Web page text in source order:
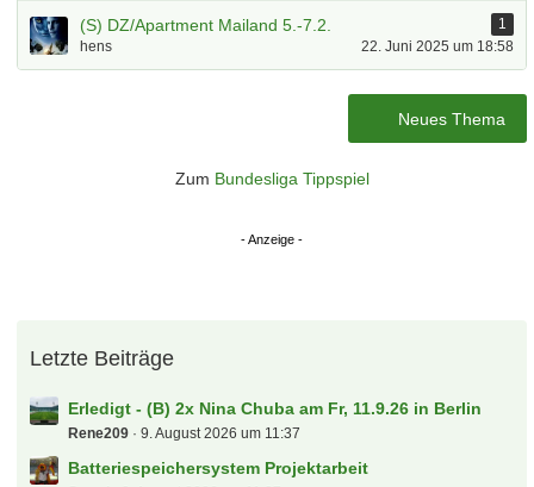
(S) DZ/Apartment Mailand 5.-7.2.
1
hens
22. Juni 2025 um 18:58
Neues Thema
Zum Bundesliga Tippspiel
Letzte Beiträge
Erledigt - (B) 2x Nina Chuba am Fr, 11.9.26 in Berlin
Rene209 9. August 2026 um 11:37
Batteriespeichersystem Projektarbeit